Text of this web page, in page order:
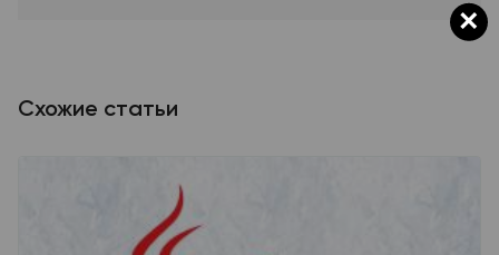
Схожие статьи
×